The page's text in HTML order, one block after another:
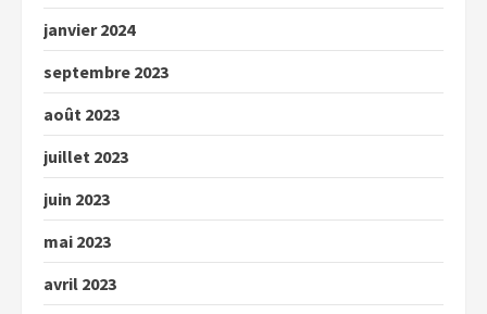
janvier 2024
septembre 2023
août 2023
juillet 2023
juin 2023
mai 2023
avril 2023